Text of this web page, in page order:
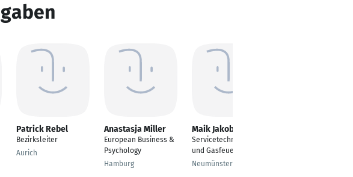
Patrick Rebel
Bezirksleiter
Aurich
Anastasja Miller
European Business &
Psychology
Hamburg
Maik Jakobi
Servicetechniker Öl-
und Gasfeuerung
Neumünster